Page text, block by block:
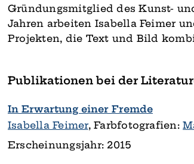
Gründungsmitglied des Kunst-
Jahren arbeiten Isabella Feimer
Projekten, die Text und Bild
Publikationen bei der
In Erwartung einer Fremde
Isabella Feimer, Farbfotografien:
Erscheinungsjahr: 2015